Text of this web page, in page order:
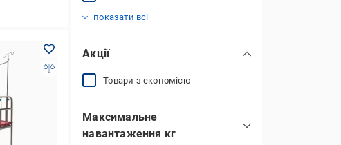
показати всі
Акції
Товари з економією
Максимальне
навантаження кг